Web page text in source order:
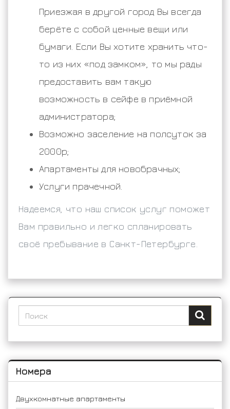
Приезжая в другой город Вы всегда
берёте с собой ценные вещи или
бумаги. Если Вы хотите хранить что-
то из них «под замком», то мы рады
предоставить вам такую
возможность в сейфе в приёмной
администратора;
Возможно заселение на полсуток за
2000р;
Апартаменты для новобрачных;
Услуги прачечной.
Надеемся, что наш список услуг поможет
Вам правильно и легко спланировать
своё пребывание в Санкт-Петербурге.
Номера
Двухкомнатные апартаменты